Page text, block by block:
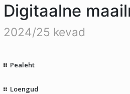
Digitaalne
2024/25 kevad
Pealeht
Loengud